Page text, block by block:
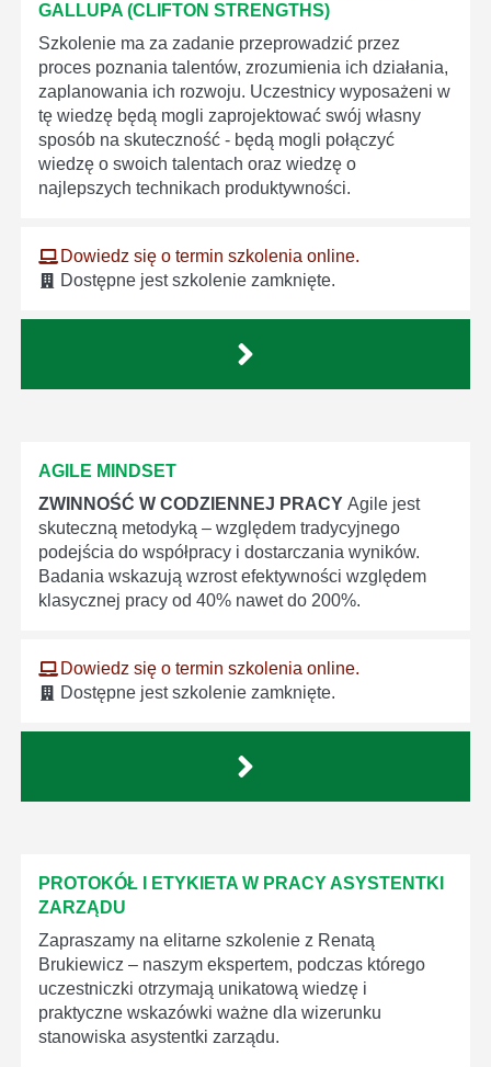
GALLUPA (CLIFTON STRENGTHS)
Szkolenie ma za zadanie przeprowadzić przez
proces poznania talentów, zrozumienia ich działania,
zaplanowania ich rozwoju. Uczestnicy wyposażeni w
tę wiedzę będą mogli zaprojektować swój własny
sposób na skuteczność - będą mogli połączyć
wiedzę o swoich talentach oraz wiedzę o
najlepszych technikach produktywności.
Dowiedz się o termin szkolenia online.
Dostępne jest szkolenie zamknięte.
AGILE MINDSET
ZWINNOŚĆ W CODZIENNEJ PRACY Agile jest
skuteczną metodyką – względem tradycyjnego
podejścia do współpracy i dostarczania wyników.
Badania wskazują wzrost efektywności względem
klasycznej pracy od 40% nawet do 200%.
Dowiedz się o termin szkolenia online.
Dostępne jest szkolenie zamknięte.
PROTOKÓŁ I ETYKIETA W PRACY ASYSTENTKI
ZARZĄDU
Zapraszamy na elitarne szkolenie z Renatą
Brukiewicz – naszym ekspertem, podczas którego
uczestniczki otrzymają unikatową wiedzę i
praktyczne wskazówki ważne dla wizerunku
stanowiska asystentki zarządu.